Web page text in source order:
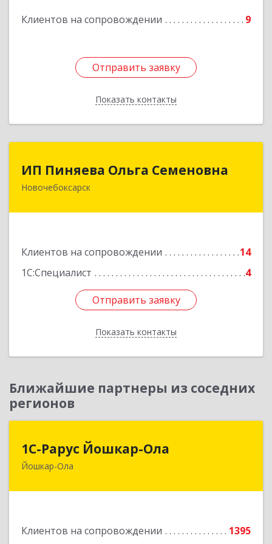
Клиентов на сопровождении 9
Отправить заявку
Показать контакты
Отправить заявку
Назад
ИП Пиняева Ольга Семеновна
Новочебоксарск
Клиентов на сопровождении
14
1С:Специалист
4
Отправить заявку
Показать контакты
429965, Чувашская Республика - Чувашия,
Подробнее
Отправить заявку
Назад
Ближайшие партнеры из соседних
регионов
1С-Рарус Йошкар-Ола
Йошкар-Ола
Клиентов на сопровождении 1395
424004, Марий Эл Респ, Йошкар-Ола г, Волкова